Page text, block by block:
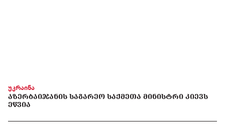
უკრაინა
ᲐᲖᲔᲠᲑᲐᲘᲯᲐᲜᲘᲡ ᲡᲐᲒᲐᲠᲔᲝ ᲡᲐᲥᲛᲔᲗᲐ ᲛᲘᲜᲘᲡᲢᲠᲘ ᲙᲘᲔᲕᲡ
ᲔᲬᲕᲘᲐ